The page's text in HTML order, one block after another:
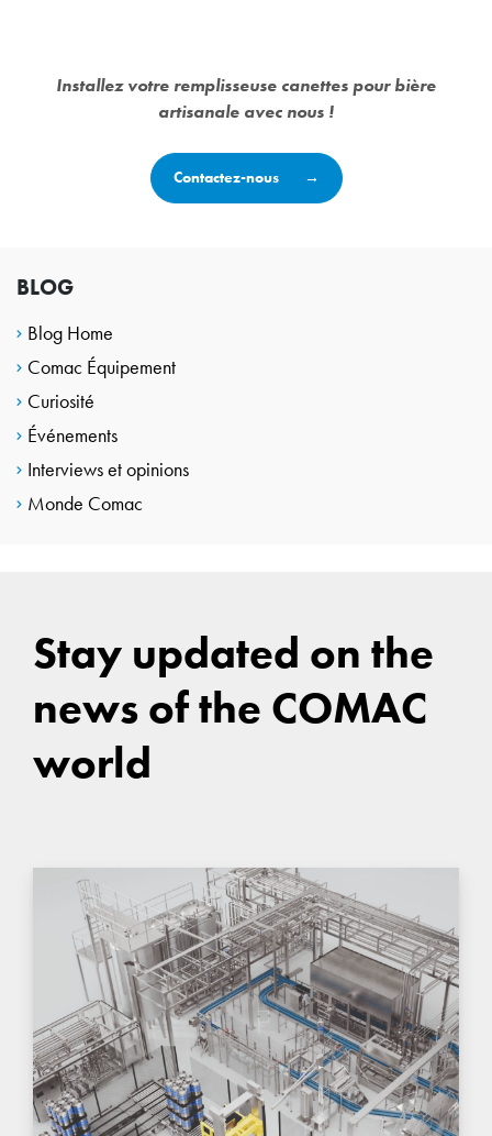
BLOG
Blog Home
Comac Équipement
Curiosité
Événements
Interviews et opinions
Monde Comac
Installez votre remplisseuse canettes pour bière
artisanale avec nous !
Contactez-nous
Stay updated on the
news of the COMAC
world